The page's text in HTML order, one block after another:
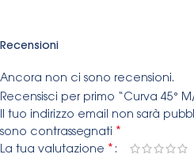
Recensioni
Ancora non ci sono recensioni.
Recensisci per primo “Curva 45°
Il tuo indirizzo email non sarà
sono contrassegnati *
La tua valutazione *